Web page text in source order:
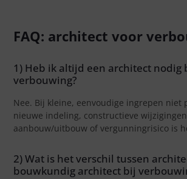
FAQ: architect voor
1) Heb ik altijd een architect nodig
verbouwing?
Nee. Bij kleine, eenvoudige ingrepen niet
nieuwe indeling, constructieve
aanbouw/uitbouw of vergunningrisico is
2) Wat is het verschil tussen
bouwkundig architect bij